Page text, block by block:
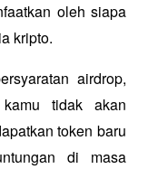
oleh siapa
kripto.
airdrop,
tidak akan
token baru
di masa